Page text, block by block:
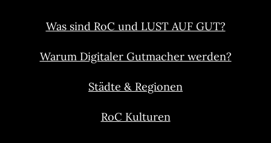
Was sind RoC und LUST AUF GUT?
Warum Digitaler Gutmacher werden?
Städte & Regionen
RoC Kulturen